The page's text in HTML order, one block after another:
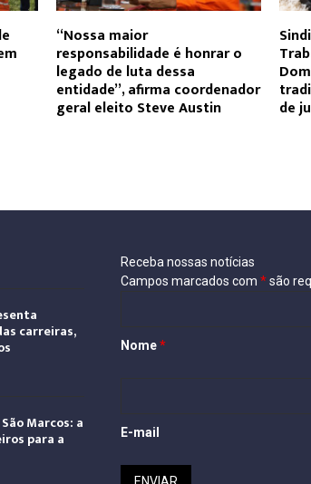
“Nossa maior
responsabilidade é honrar o
legado de luta dessa
entidade”, afirma coordenador
geral eleito Steve Austin de
carreiras,
Marcos: a
para a
Receba nossas notícias
Campos marcados com *são
Nome*
E-mail